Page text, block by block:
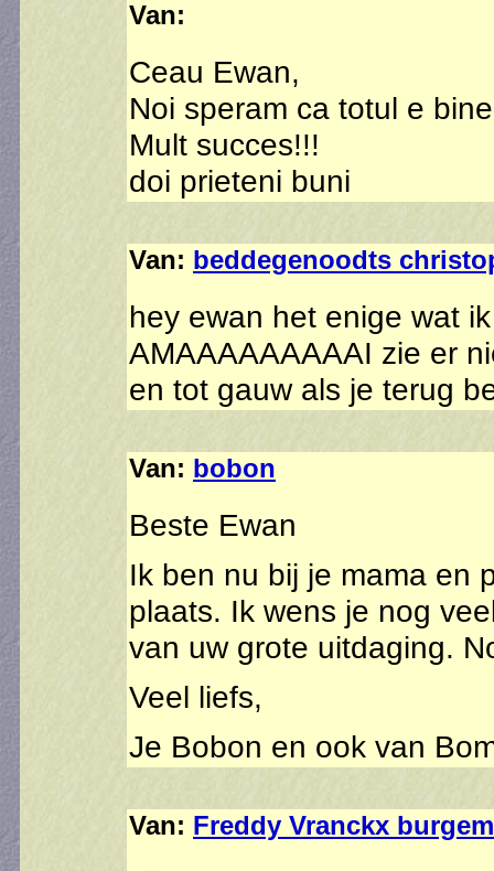
Van:
Ceau Ewan,
Noi speram ca totul e
Mult succes!!!
doi prieteni buni
Van: beddegenoodts
hey ewan het enige wat
AMAAAAAAAAAI zie er
en tot gauw als je terug
Van: bobon
Beste Ewan
Ik ben nu bij je mama en
plaats. Ik wens je nog
van uw grote uitdaging.
Veel liefs,
Je Bobon en ook van
Van: Freddy Vranckx